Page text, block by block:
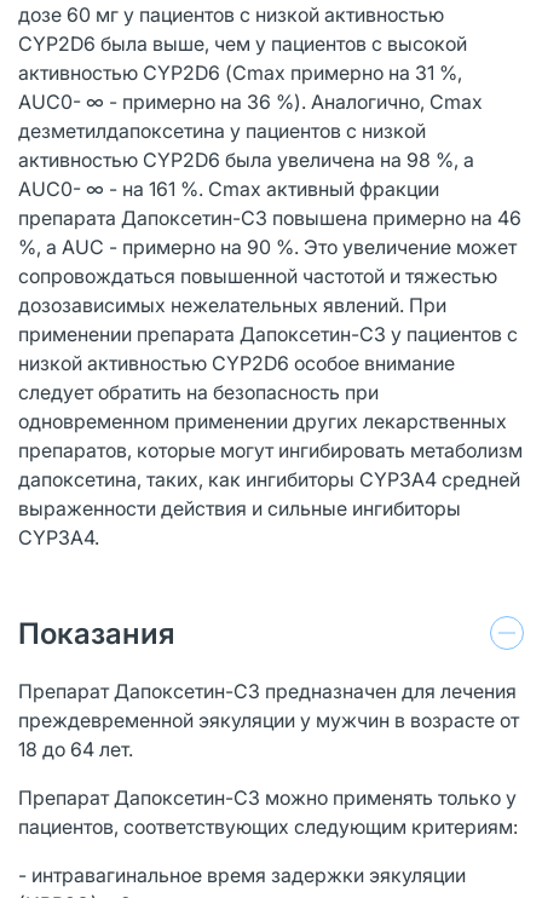
дозе 60 мг у пациентов с низкой активностью
CYP2D6 была выше, чем у пациентов с высокой
активностью CYP2D6 (Сmах примерно на 31 %,
AUC0- ∞ - примерно на 36 %). Аналогично, Сmах
дезметилдапоксетина у пациентов с низкой
активностью CYP2D6 была увеличена на 98 %, a
AUC0- ∞ - на 161 %. Сmах активный фракции
препарата Дапоксетин-СЗ повышена примерно на 46
%, a AUC - примерно на 90 %. Это увеличение может
сопровождаться повышенной частотой и тяжестью
дозозависимых нежелательных явлений. При
применении препарата Дапоксетин-СЗ у пациентов с
низкой активностью CYP2D6 особое внимание
следует обратить на безопасность при
одновременном применении других лекарственных
препаратов, которые могут ингибировать метаболизм
дапоксетина, таких, как ингибиторы CYP3A4 средней
выраженности действия и сильные ингибиторы
CYP3A4.
Показания
Препарат Дапоксетин-СЗ предназначен для лечения
преждевременной эякуляции у мужчин в возрасте от
18 до 64 лет.
Препарат Дапоксетин-СЗ можно применять только у
пациентов, соответствующих следующим критериям:
- интравагинальное время задержки эякуляции